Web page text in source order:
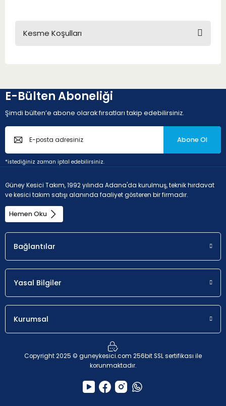
Kesme Koşulları
45HRC)
Uygunluk
K - Dökme demir (Dökme demir ve %2'den düşük
karbon alaşımlı)
Uygunluk
E-Bülten Aboneliği
Şimdi bülten’e abone olarak fırsatları takip edebilirsiniz.
Abone Ol
*istediğiniz zaman iptal edebilirsiniz.
Güney Kesici Takım, 1992 yılında Adana'da kurulmuş, teknik hırdavat
ve kesici takım satışı alanında faaliyet gösteren bir firmadır.
Hemen Oku
Bağlantılar
Yasal Bilgiler
Kurumsal
Copyright 2025 © guneykesici.com 256bit SSL sertifikası ile
korunmaktadır.